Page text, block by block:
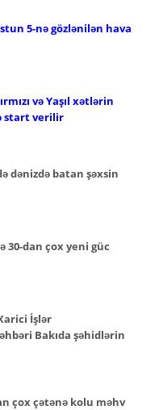
5-nə gözlənilən hava
və Yaşıl xətlərin
start verilir
dənizdə batan şəxsin
30-dan çox yeni güc
İşlər
Bakıda şəhidlərin
çox çətənə kolu məhv